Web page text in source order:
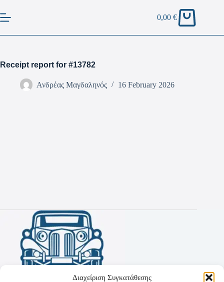
Διαχείριση Συγκατάθεσης
0,00€
Receipt report for #13782
Ανδρέας Μαγδαληνός 16 February 2026